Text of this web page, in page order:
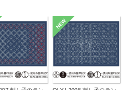
NEW